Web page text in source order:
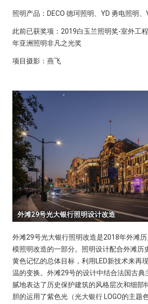
照明产品：DECO 德珂照明、YD 勇电照明、
此前已获奖项：2019白玉兰照明奖-室外工
年亚洲照明非凡之光奖
项目摄影：燕飞
外滩29号光大银行照明改造是2018年外滩
模照明改造的一部分。照明设计配合外滩历
黄色记忆的总体目标，利用LED新技术来再
温的变换。外滩29号的设计中结合法国古典
腻地表达了历史保护建筑的风格层次和细部
胆的运用了紫色光（光大银行 LOGO的主题